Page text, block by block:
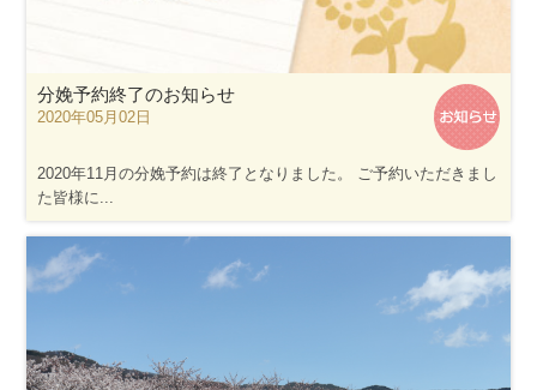
分娩予約終了のお知らせ
2020年05月02日
2020年11月の分娩予約は終了となりました。 ご予約いただきまし
た皆様に...